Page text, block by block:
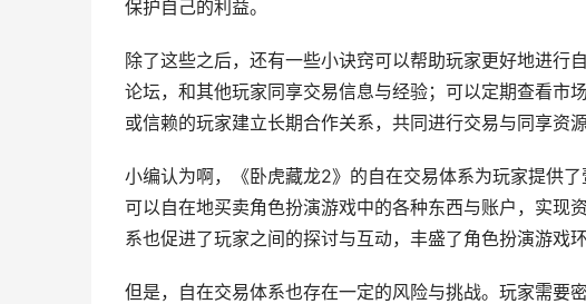
保护自己的利益。
除了这些之后，还有一些小诀窍可以帮助玩家更好地进行
论坛，和其他玩家同享交易信息与经验；可以定期查看市
或信赖的玩家建立长期合作关系，共同进行交易与同享资源
小编认为啊，《卧虎藏龙2》的自在交易体系为玩家提供
可以自在地买卖角色扮演游戏中的各种东西与账户，实现
系也促进了玩家之间的探讨与互动，丰盛了角色扮演游戏
但是，自在交易体系也存在一定的风险与挑战。玩家需要